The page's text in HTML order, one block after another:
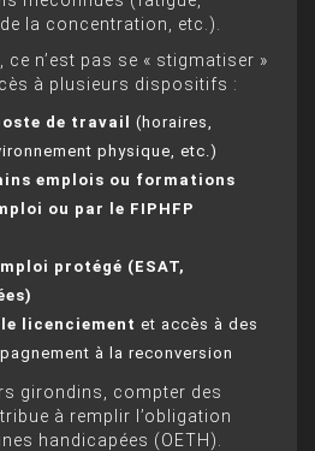
la concentration, etc.).
ce n’est pas se « stigmatiser »
à plusieurs dispositifs :
de travail
(horaires,
physique, etc.)
emplois ou formations
ou par le FIPHFP
protégé (ESAT,
licenciement et accès à des
à la reconversion
girondins, compter des
à remplir l’obligation
handicapées (OETH).